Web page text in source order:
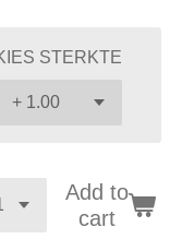
STERKTE
Add to
cart